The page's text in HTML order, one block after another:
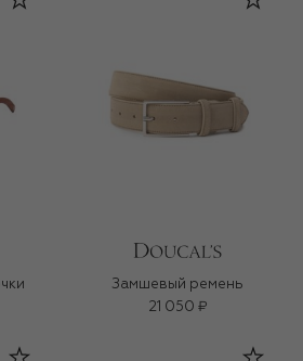
Замшевый ремень
21 050 ₽